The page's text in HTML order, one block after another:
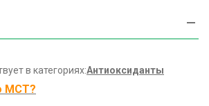
в категориях:Антиоксиданты
МСТ?